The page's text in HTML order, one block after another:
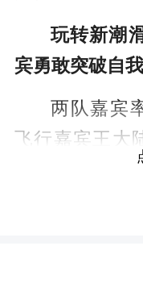
玩转新潮
宾勇敢突破自我
两队嘉宾
飞行嘉宾王大
陆加入“凑合
局长吕永军的